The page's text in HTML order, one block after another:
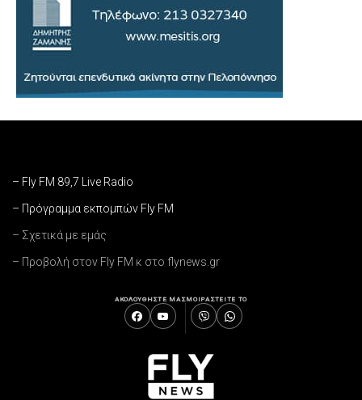
– Fly FM 89,7 Live Radio
– Πρόγραμμα εκπομπών Fly FM
– Σχετικά με εμάς
– Προβολή στον Fly FM κ στο flynews.gr
ΑΚΟΛΟΥΘΗΣΤΕ ΜΑΣΜΟΙΡΑΣΤΕΙΤΕ ΤΟ